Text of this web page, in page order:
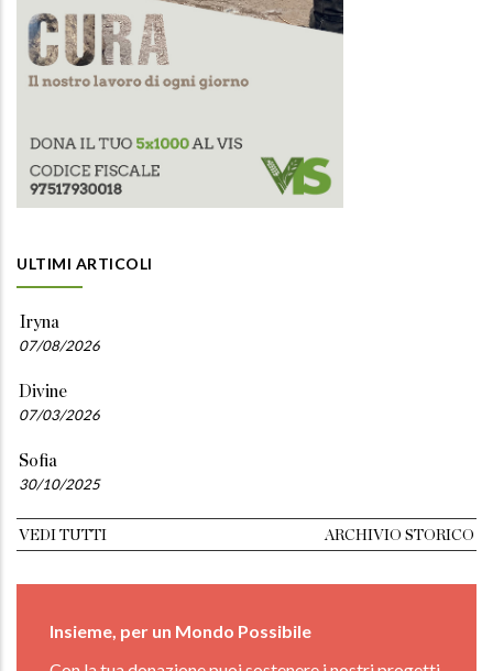
ULTIMI ARTICOLI
Iryna
07/08/2026
Divine
07/03/2026
Sofia
30/10/2025
VEDI TUTTI ARCHIVIO STORICO
Insieme, per un Mondo Possibile